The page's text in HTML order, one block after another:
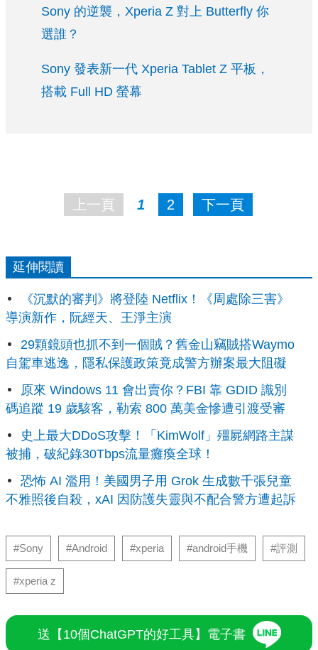
Sony 的逆襲，Xperia Z 對上 Butterfly 你
選誰？
Sony 發表新一代 Xperia Tablet Z 平板，
搭載 Full HD 螢幕
上一頁 1 2 下一頁
延伸閱讀
《沉默的審判》將登陸 Netflix！《周處除三害》
導演新作，阮經天、王淨主演
29顆鏡頭也抓不到一個賊？舊金山竊賊搭Waymo
自駕車逃逸，隱私保護政策竟成警方辦案最大阻礙
原來 Windows 11 會出賣你？FBI 靠 GDID 識別
碼追蹤 19 歲駭客，勒索 800 萬美金慘遭引渡受審
史上最大DDoS攻擊！「KimWolf」殭屍網路主謀
被捕，破紀錄30Tbps流量癱瘓全球！
恐怖 AI 濫用！美國男子用 Grok 生成數千張兒童
不雅照後自殺，xAI 因防護失靈與不配合警方遭起訴
#Sony #Android #xperia #android手機 #評測
#xperia z
送【10個ChatGPT的好工具】電子書